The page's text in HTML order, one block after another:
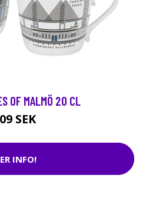
OF MALMÖ 20 CL
SEK
INFO!